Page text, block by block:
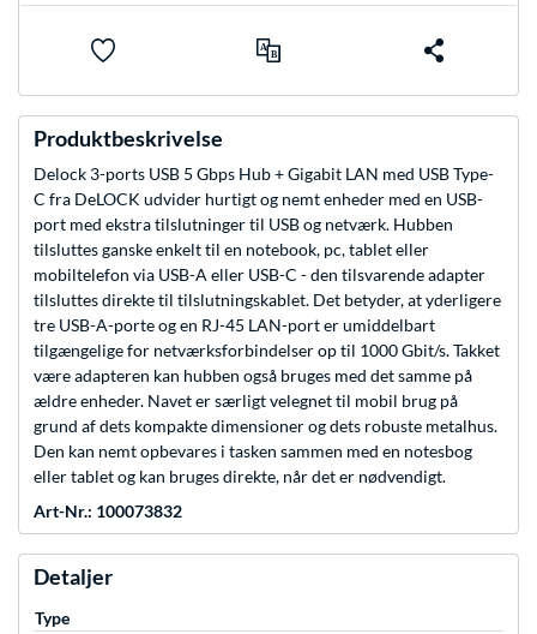
Produktbeskrivelse
Delock 3-ports USB 5 Gbps Hub + Gigabit LAN med USB Type-
C fra DeLOCK udvider hurtigt og nemt enheder med en USB-
port med ekstra tilslutninger til USB og netværk. Hubben
tilsluttes ganske enkelt til en notebook, pc, tablet eller
mobiltelefon via USB-A eller USB-C - den tilsvarende adapter
tilsluttes direkte til tilslutningskablet. Det betyder, at yderligere
tre USB-A-porte og en RJ-45 LAN-port er umiddelbart
tilgængelige for netværksforbindelser op til 1000 Gbit/s. Takket
være adapteren kan hubben også bruges med det samme på
ældre enheder. Navet er særligt velegnet til mobil brug på
grund af dets kompakte dimensioner og dets robuste metalhus.
Den kan nemt opbevares i tasken sammen med en notesbog
eller tablet og kan bruges direkte, når det er nødvendigt.
Art-Nr.: 100073832
Detaljer
Type